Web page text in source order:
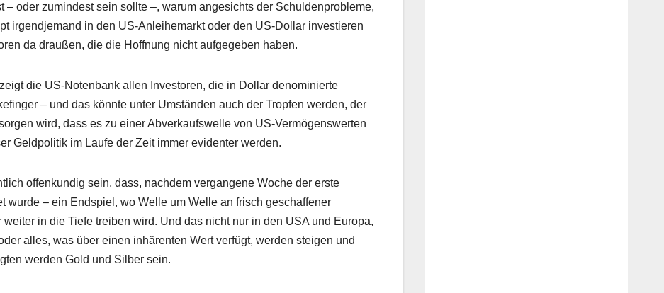
– oder zumindest sein sollte –, warum angesichts der Schuldenprobleme,
irgendjemand in den US-Anleihemarkt oder den US-Dollar investieren
da draußen, die die Hoffnung nicht aufgegeben haben.
die US-Notenbank allen Investoren, die in Dollar denominierte
– und das könnte unter Umständen auch der Tropfen werden, der
wird, dass es zu einer Abverkaufswelle von US-Vermögenswerten
Geldpolitik im Laufe der Zeit immer evidenter werden.
offenkundig sein, dass, nachdem vergangene Woche der erste
wurde – ein Endspiel, wo Welle um Welle an frisch geschaffener
in die Tiefe treiben wird. Und das nicht nur in den USA und Europa,
alles, was über einen inhärenten Wert verfügt, werden steigen und
werden Gold und Silber sein.